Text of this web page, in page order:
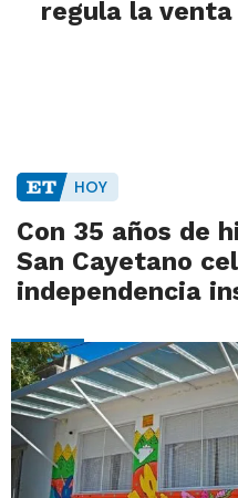
regula la
HOY
Con 35 años de
San Cayetano
independencia